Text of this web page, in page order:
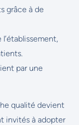
grâce à de
par une
qualité devient
invités à adopter